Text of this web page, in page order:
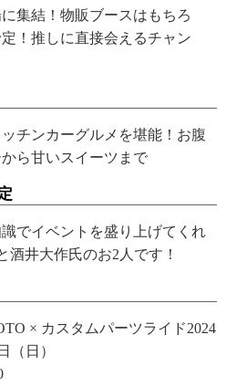
集結！物販ブースはもちろ
！推しに直接会えるチャン
チンカーグルメを堪能！お腹
ら甘いスイーツまで
でイベントを盛り上げてくれ
酒井大作氏のお2人です！
× カスタムパーツライド2024
（日）